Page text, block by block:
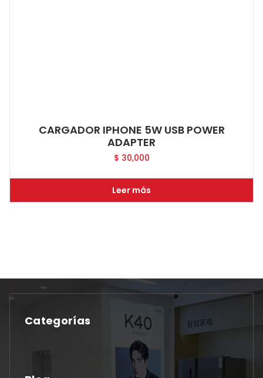
CARGADOR IPHONE 5W USB POWER
ADAPTER
$ 30,000
Leer más
Categorías
No hay categorías